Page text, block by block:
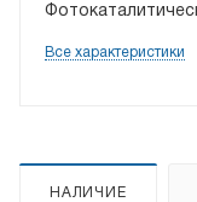
Все характеристики
НАЛИЧИЕ